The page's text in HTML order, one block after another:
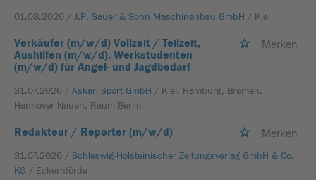
01.08.2026 / J.P. Sauer & Sohn Maschinenbau GmbH / Kiel
Verkäufer (m/w/d) Vollzeit / Teilzeit,
Aushilfen (m/w/d), Werkstudenten
(m/w/d) für Angel- und Jagdbedarf
Merken
31.07.2026 / Askari Sport GmbH / Kiel, Hamburg, Bremen,
Hannover Nauen, Raum Berlin
Redakteur / Reporter (m/w/d) Merken
31.07.2026 / Schleswig-Holsteinischer Zeitungsverlag GmbH & Co.
KG / Eckernförde